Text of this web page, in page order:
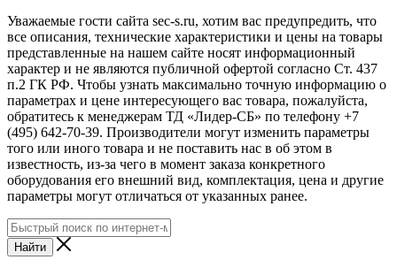
Уважаемые гости сайта sec-s.ru, хотим вас предупредить, что
все описания, технические характеристики и цены на товары
представленные на нашем сайте носят информационный
характер и не являются публичной офертой согласно Ст. 437
п.2 ГК РФ. Чтобы узнать максимально точную информацию о
параметрах и цене интересующего вас товара, пожалуйста,
обратитесь к менеджерам ТД «Лидер-СБ» по телефону +7
(495) 642-70-39. Производители могут изменить параметры
того или иного товара и не поставить нас в об этом в
известность, из-за чего в момент заказа конкретного
оборудования его внешний вид, комплектация, цена и другие
параметры могут отличаться от указанных ранее.
Найти